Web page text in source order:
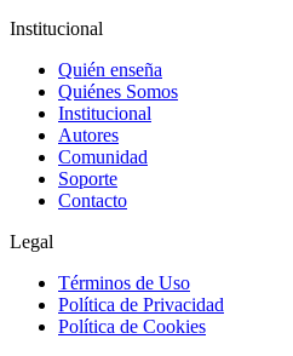
Institucional
Quién enseña
Quiénes Somos
Institucional
Autores
Comunidad
Soporte
Contacto
Legal
Términos de Uso
Política de Privacidad
Política de Cookies